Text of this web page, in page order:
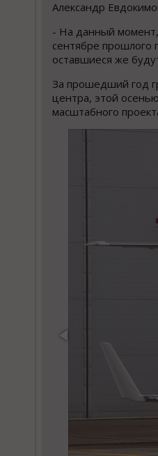
Александр
- На данный
сентябре прошлого
оставшиеся же
За прошедший год
центра, этой
масштабного